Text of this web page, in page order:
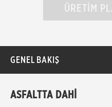
ÜRETİM
GENEL BAKIŞ
ASFALTTA DAHİ